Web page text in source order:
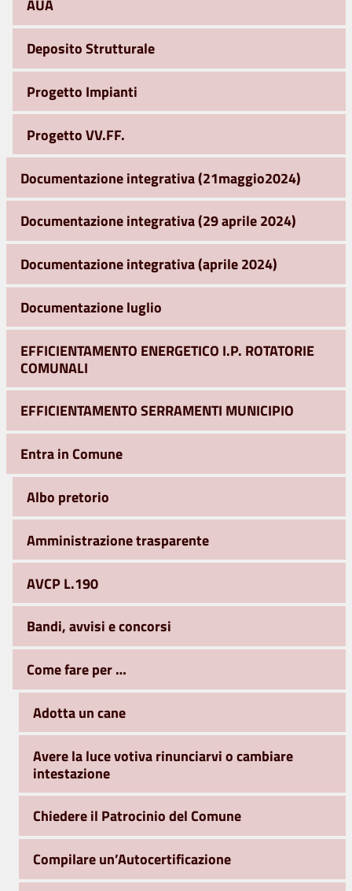
AUA
Deposito Strutturale
Progetto Impianti
Progetto VV.FF.
Documentazione integrativa (21maggio2024)
Documentazione integrativa (29 aprile 2024)
Documentazione integrativa (aprile 2024)
Documentazione luglio
EFFICIENTAMENTO ENERGETICO I.P. ROTATORIE
COMUNALI
EFFICIENTAMENTO SERRAMENTI MUNICIPIO
Entra in Comune
Albo pretorio
Amministrazione trasparente
AVCP L.190
Bandi, avvisi e concorsi
Come fare per …
Adotta un cane
Avere la luce votiva rinunciarvi o cambiare
intestazione
Chiedere il Patrocinio del Comune
Compilare un’Autocertificazione